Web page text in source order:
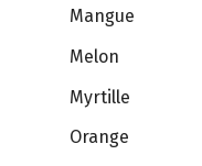
Mangue
Melon
Myrtille
Orange